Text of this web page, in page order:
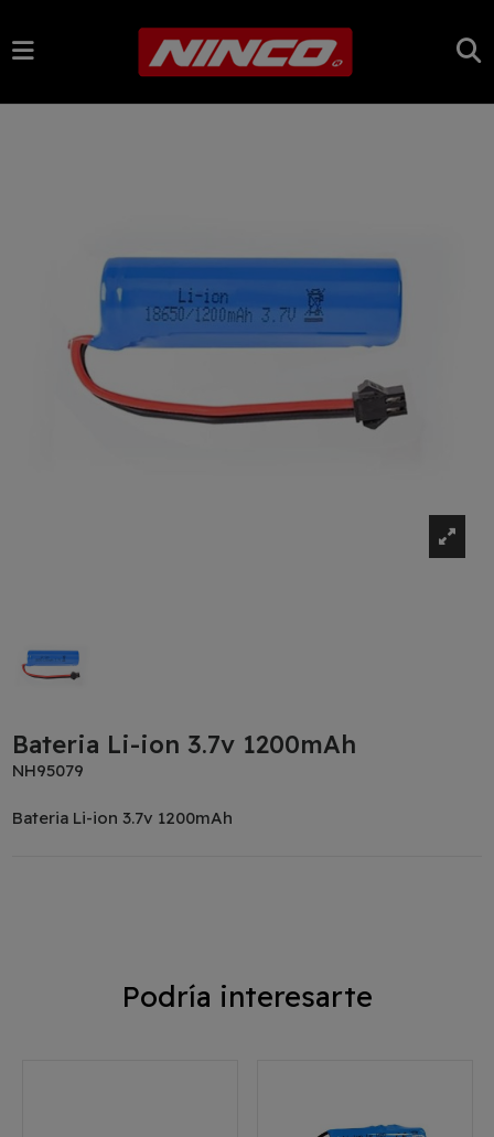
Bateria Li-ion 3.7v 1200mAh
NH95079
Bateria Li-ion 3.7v 1200mAh
Podría interesarte